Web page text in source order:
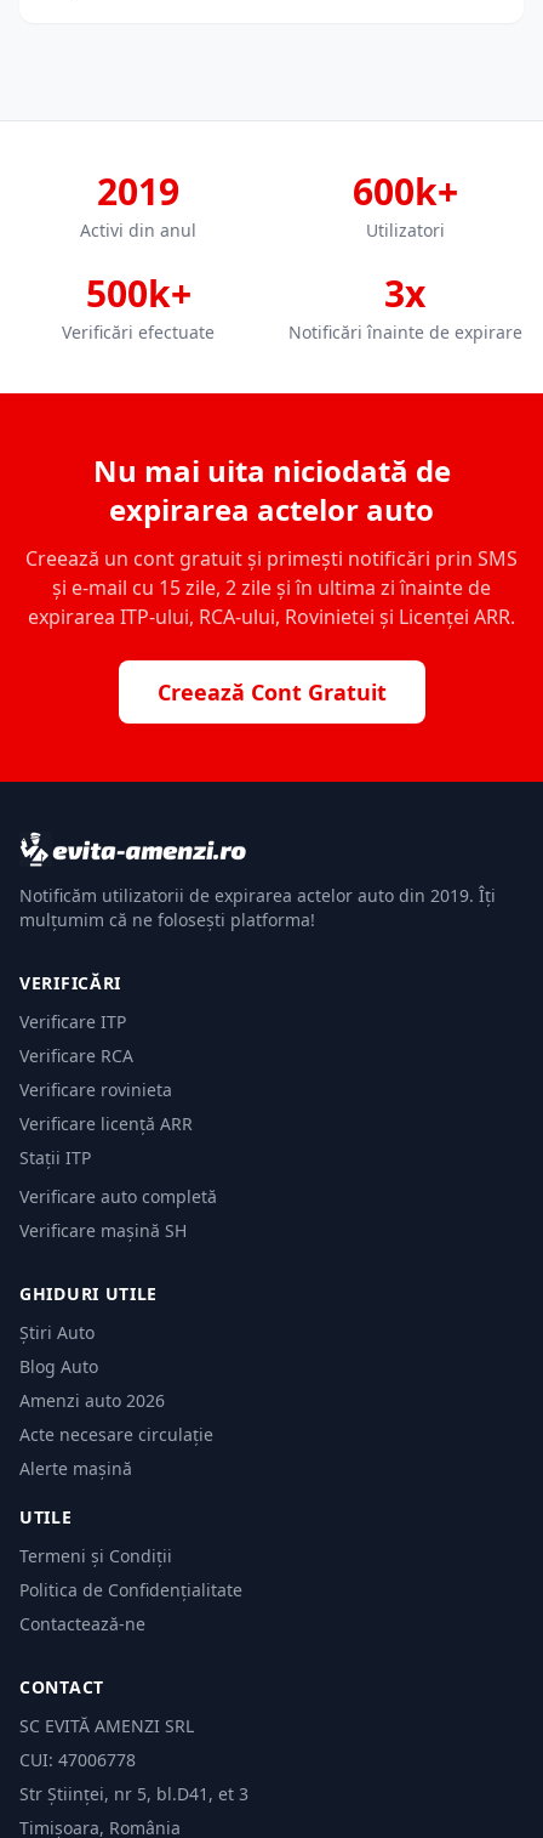
2019
Activi din anul
600k+
Utilizatori
500k+
Verificări efectuate
3x
Notificări înainte de expirare
Nu mai uita niciodată de
expirarea actelor auto
Creează un cont gratuit și primești notificări prin SMS
și e-mail cu 15 zile, 2 zile și în ultima zi înainte de
expirarea ITP-ului, RCA-ului, Rovinietei și Licenței ARR.
Creează Cont Gratuit
Notificăm utilizatorii de expirarea actelor auto din 2019. Îți
mulțumim că ne folosești platforma!
VERIFICĂRI
Verificare ITP
Verificare RCA
Verificare rovinieta
Verificare licență ARR
Stații ITP
Verificare auto completă
Verificare mașină SH
GHIDURI UTILE
Știri Auto
Blog Auto
Amenzi auto 2026
Acte necesare circulație
Alerte mașină
UTILE
Termeni și Condiții
Politica de Confidențialitate
Contactează-ne
CONTACT
SC EVITĂ AMENZI SRL
CUI: 47006778
Str Științei, nr 5, bl.D41, et 3
Timișoara, România